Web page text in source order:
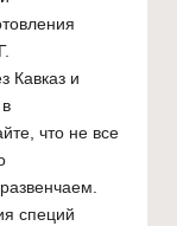
Кавказ и
что не все
специй